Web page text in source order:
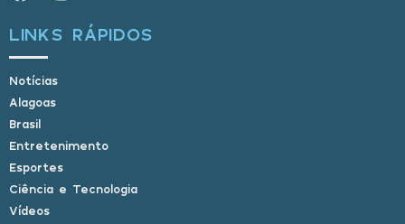
LINKS RÁPIDOS
Notícias
Alagoas
Brasil
Entretenimento
Esportes
Ciência e Tecnologia
Vídeos